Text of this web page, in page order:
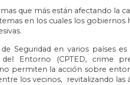
que más están afectando la
en los cuales los gobiernos
Seguridad en varios países
Entorno (CPTED, crime
permiten la acción sobre
los vecinos, revitalizando las